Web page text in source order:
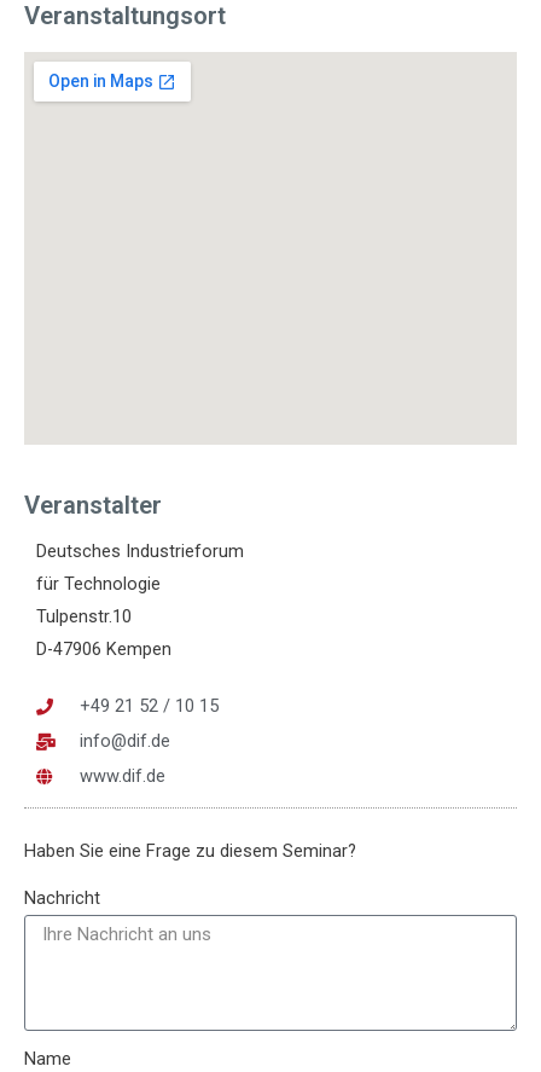
Veranstaltungsort
Veranstalter
Deutsches Industrieforum
für Technologie
Tulpenstr.10
D-47906 Kempen
+49 21 52 / 10 15
info@dif.de
www.dif.de
Haben Sie eine Frage zu diesem Seminar?
Nachricht
Name